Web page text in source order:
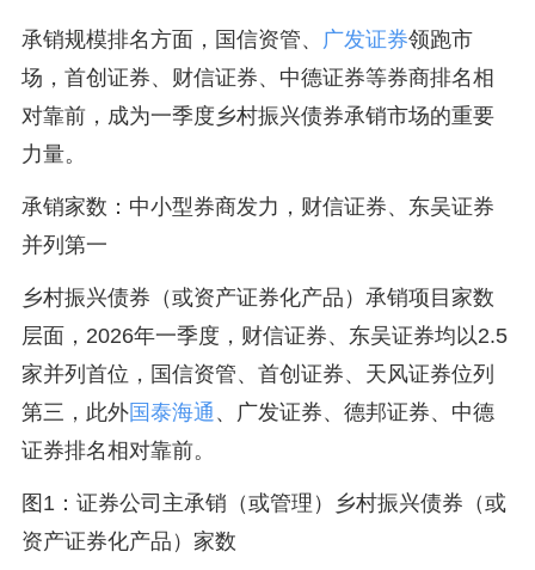
承销规模排名方面，国信资管、 广发证券领跑市
场，首创证券、财信证券、中德证券等券商排名相
对靠前，成为一季度乡村振兴债券承销市场的重要
力量。
承销家数：中小型券商发力，财信证券、东吴证券
并列第一
乡村振兴债券（或资产证券化产品）承销项目家数
层面，2026年一季度，财信证券、东吴证券均以2.5
家并列首位，国信资管、首创证券、天风证券位列
第三，此外国泰海通 、广发证券、德邦证券、中德
证券排名相对靠前。
图1：证券公司主承销（或管理）乡村振兴债券（或
资产证券化产品）家数